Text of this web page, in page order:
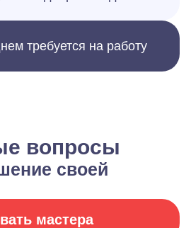
требуется на работу
вопросы
своей
мастера